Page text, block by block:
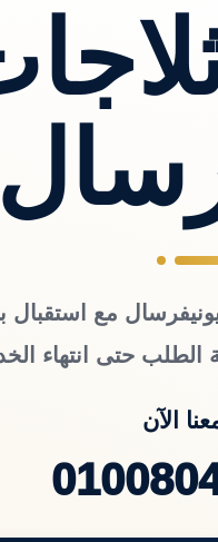
مع استقبال
الطلب حتى انتهاء
الآن